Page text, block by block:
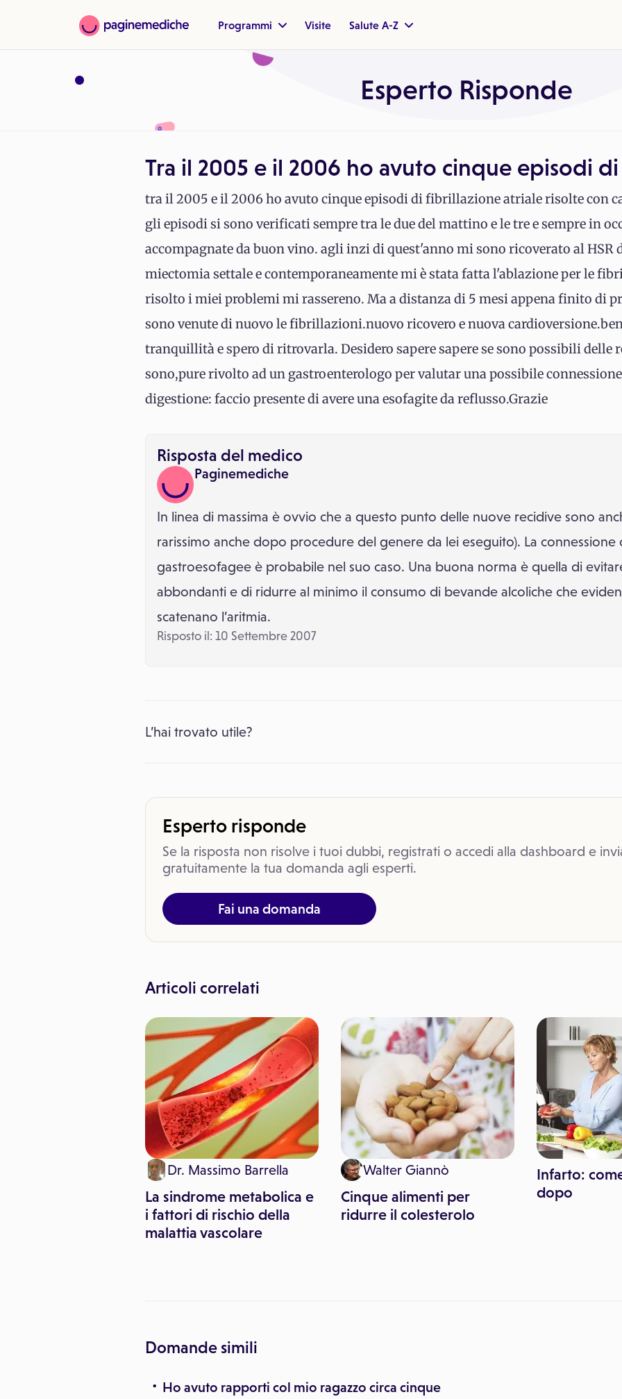
Programmi Visite Salute A-Z
Esperto Risponde
Tra il 2005 e il 2006 ho avuto cinque episodi di
tra il 2005 e il 2006 ho avuto cinque episodi di fibrillazione atriale risolte con
gli episodi si sono verificati sempre tra le due del mattino e le tre e sempre in
accompagnate da buon vino. agli inzi di quest'anno mi sono ricoverato al
miectomia settale e contemporaneamente mi è stata fatta l'ablazione per le
risolto i miei problemi mi rassereno. Ma a distanza di 5 mesi appena finito di
sono venute di nuovo le fibrillazioni.nuovo ricovero e nuova
tranquillità e spero di ritrovarla. Desidero sapere sapere se sono possibili delle
sono,pure rivolto ad un gastroenterologo per valutar una possibile
digestione: faccio presente di avere una esofagite da reflusso.Grazie
Risposta del medico
Paginemediche
In linea di massima è ovvio che a questo punto delle nuove recidive sono
rarissimo anche dopo procedure del genere da lei eseguito). La
gastroesofagee è probabile nel suo caso. Una buona norma è quella di
abbondanti e di ridurre al minimo il consumo di bevande alcoliche che
scatenano l’aritmia.
Risposto il: 10 Settembre 2007
L’hai trovato utile?
Esperto risponde
Se la risposta non risolve i tuoi dubbi, registrati o accedi alla dashboard e
gratuitamente la tua domanda agli esperti.
Fai una domanda
Articoli correlati
Dr. Massimo Barrella
La sindrome metabolica e
i fattori di rischio della
malattia vascolare
Walter Giannò
Cinque alimenti per
ridurre il colesterolo
Infarto:
dopo
Domande simili
Ho avuto rapporti col mio ragazzo circa cinque